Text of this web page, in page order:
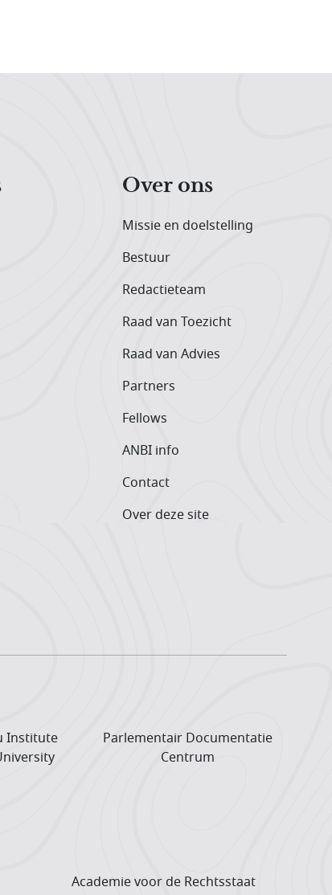
Over ons
Missie en doelstelling
Bestuur
Redactieteam
Raad van Toezicht
Raad van Advies
Partners
Fellows
ANBI info
Contact
Over deze site
Institute
Parlementair Documentatie
Centrum
Academie voor de Rechtsstaat